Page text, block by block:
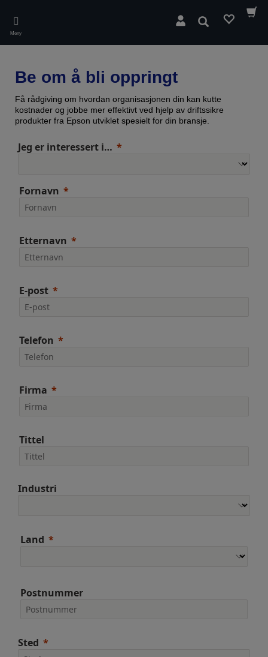
main
content
Meny
Søk
Be om å bli oppringt
Få rådgiving om hvordan organisasjonen din kan kutte
kostnader og jobbe mer effektivt ved hjelp av driftssikre
produkter fra Epson utviklet spesielt for din bransje.
Jeg er interessert i…
Fornavn
Etternavn
E-post
Telefon
Firma
Tittel
Industri
Land
Postnummer
Sted